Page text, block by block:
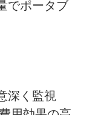
でポータブ
深く監視